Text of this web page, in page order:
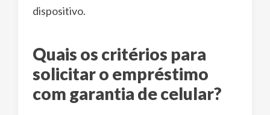
dispositivo.
Quais os critérios para
solicitar o empréstimo
com garantia de celular?